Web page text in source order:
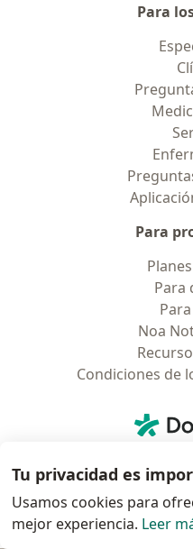
Para
Para
Para
Noa
Condiciones de
Tv 23
Municipio:
Tu privacidad es
Usamos cookies para
mejor experiencia. Leer